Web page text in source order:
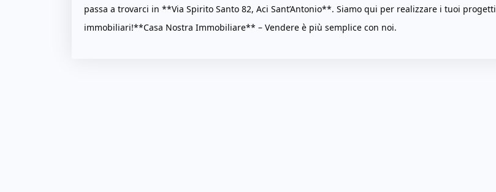
passa a trovarci in **Via Spirito Santo 82, Aci Sant’Antonio**. Siamo qui per realizzare i tuoi progetti
immobiliari!**Casa Nostra Immobiliare** – Vendere è più semplice con noi.